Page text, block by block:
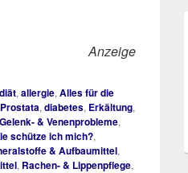
Anzeige
, allergie, Alles für die
, diabetes, Erkältung,
Gelenk- & Venenprobleme,
schütze ich mich?,
& Aufbaumittel,
, Rachen- & Lippenpflege,